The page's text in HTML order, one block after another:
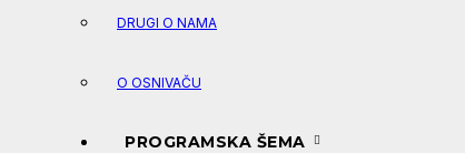
DRUGI O NAMA
O OSNIVAČU
PROGRAMSKA ŠEMA